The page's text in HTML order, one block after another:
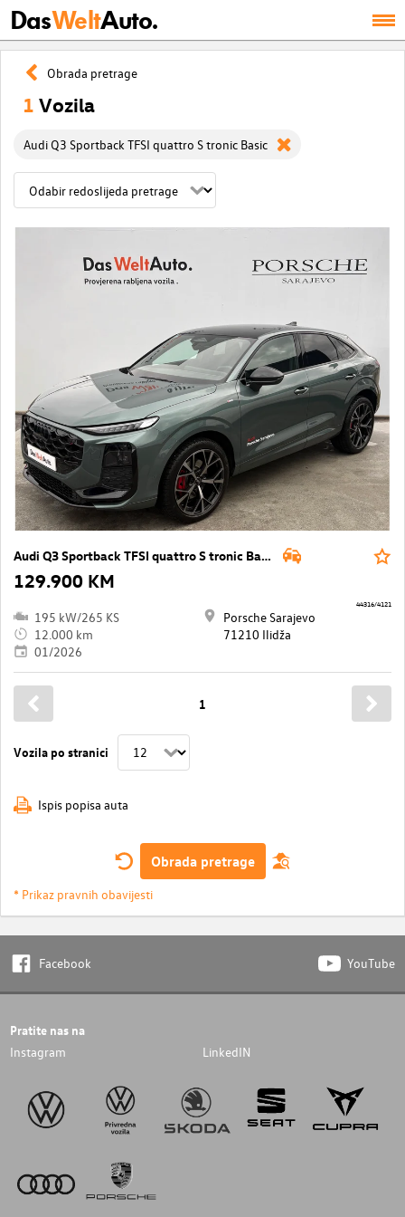
DasWeltAuto.
Obrada pretrage
1 Vozila
Audi Q3 Sportback TFSI quattro S tronic Basic
Audi Q3 Sportback TFSI quattro S tronic Basic
129.900 KM
195 kW/265 KS
12.000 km
01/2026
Porsche Sarajevo
71210 Ilidža
44316/4121
Vozila po stranici
1
Ispis popisa auta
Obrada pretrage
* Prikaz pravnih obavijesti
Facebook YouTube
Pratite nas na
Instagram LinkedIN